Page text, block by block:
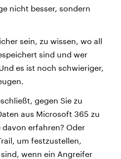
nicht besser, sondern
sein, zu wissen, wo all
sind und wer
es ist noch schwieriger,
gegen Sie zu
aus Microsoft 365 zu
erfahren? Oder
um festzustellen,
wenn ein Angreifer